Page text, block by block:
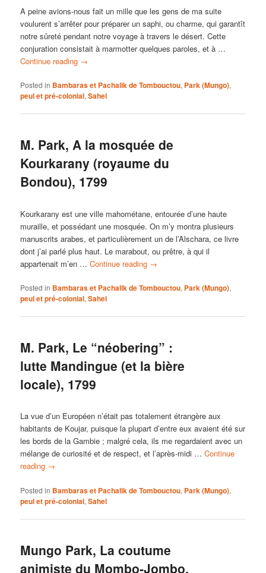
A peine avions-nous fait un mille que les gens de ma suite
voulurent s’arrêter pour préparer un saphi, ou charme, qui garantît
notre sûreté pendant notre voyage à travers le désert. Cette
conjuration consistait à marmotter quelques paroles, et à …
Continue reading →
Posted in Bambaras et Pachalik de Tombouctou, Park (Mungo),
peul et pré-colonial,Sahel
M. Park, A la mosquée de
Kourkarany (royaume du
Bondou), 1799
Kourkarany est une ville mahométane, entourée d’une haute
muraille, et possédant une mosquée. On m’y montra plusieurs
manuscrits arabes, et particulièrement un de l’Alschara, ce livre
dont j’ai parlé plus haut. Le marabout, ou prêtre, à qui il
appartenait m’en …Continue reading →
Posted in Bambaras et Pachalik de Tombouctou, Park (Mungo),
peul et pré-colonial,Sahel
M. Park, Le “néobering” :
lutte Mandingue (et la bière
locale), 1799
La vue d’un Européen n’était pas totalement étrangère aux
habitants de Koujar, puisque la plupart d’entre eux avaient été sur
les bords de la Gambie ; malgré cela, ils me regardaient avec un
mélange de curiosité et de respect, et l’après-midi …Continue
reading →
Posted in Bambaras et Pachalik de Tombouctou, Park (Mungo),
peul et pré-colonial,Sahel
Mungo Park, La coutume
animiste du Mombo-Jombo,